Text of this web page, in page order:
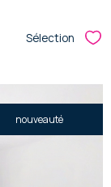
Sélection
nouveauté